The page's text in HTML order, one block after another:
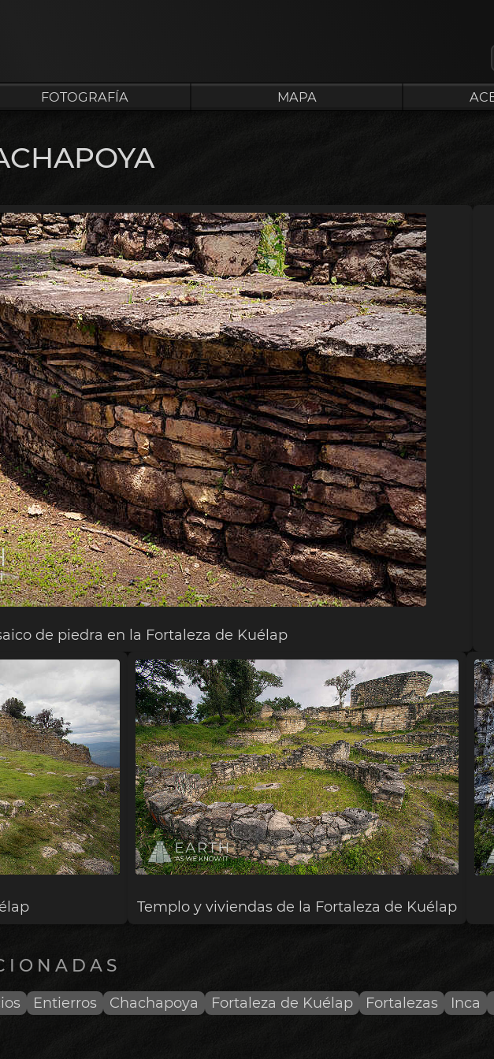
FOTOGRAFÍA MAPA
de piedra en la Fortaleza de Kuélap
Templo y viviendas de la Fortaleza de Kuélap
Entierros Chachapoya Fortaleza de Kuélap Fortalezas Inca